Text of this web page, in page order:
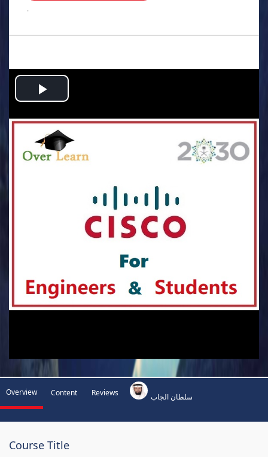
.
Play
Video
Overview Content Reviews سلطان الجاب
Course Title